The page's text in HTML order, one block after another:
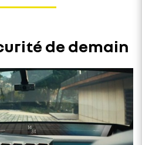
de demain